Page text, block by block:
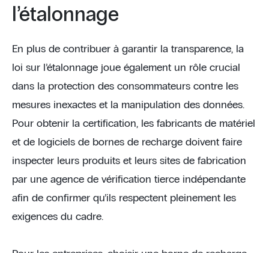
l’étalonnage
En plus de contribuer à garantir la transparence, la
loi sur l’étalonnage joue également un rôle crucial
dans la protection des consommateurs contre les
mesures inexactes et la manipulation des données.
Pour obtenir la certification, les fabricants de matériel
et de logiciels de bornes de recharge doivent faire
inspecter leurs produits et leurs sites de fabrication
par une agence de vérification tierce indépendante
afin de confirmer qu’ils respectent pleinement les
exigences du cadre.